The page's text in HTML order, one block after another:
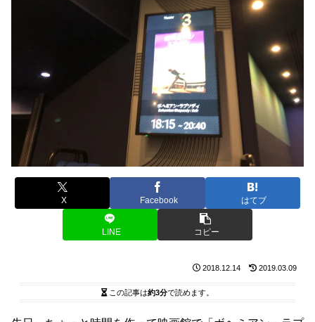
X Facebook はてブ
LINE コピー
2018.12.14 2019.03.09
この記事は約3分で読めます。